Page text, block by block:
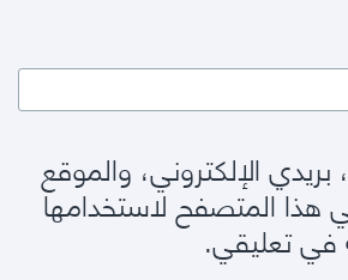
الإلكتروني، والموقع
هذا المتصفح لاستخدامها
في تعليقي.